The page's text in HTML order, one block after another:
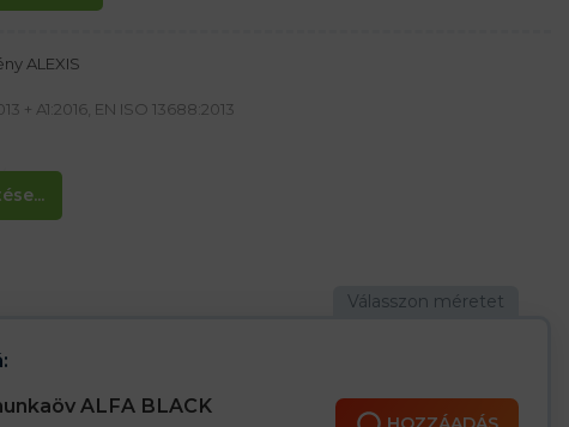
ALEXIS
+ A1:2016, EN ISO 13688:2013
m2
ALFA BLACK